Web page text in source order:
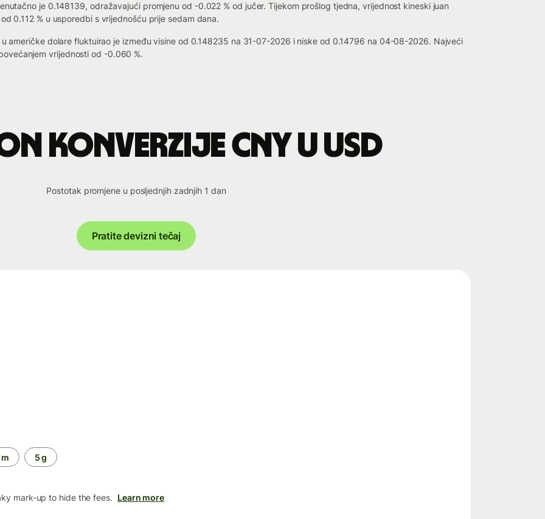
je 0.148139, odražavajući promjenu od -0.022 % od jučer. Tijekom prošlog tjedna, vrijednost kineski juan
0.112 % u usporedbi s vrijednošću prije sedam dana.
američke dolare fluktuirao je između visine od 0.148235 na 31-07-2026 i niske od 0.14796 na 04-08-2026. Najveći
vrijednosti od -0.060 %.
konverzije CNY u USD
Postotak promjene u posljednjih zadnjih 1 dan
Pratite devizni tečaj
5 g
mark-up to hide the fees. Learn more